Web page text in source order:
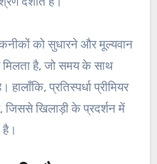
को सुधारने और मूल्यवान
है, जो समय के साथ
प्रतिस्पर्धा प्रीमियर
जिससे खिलाड़ी के प्रदर्शन में
है।